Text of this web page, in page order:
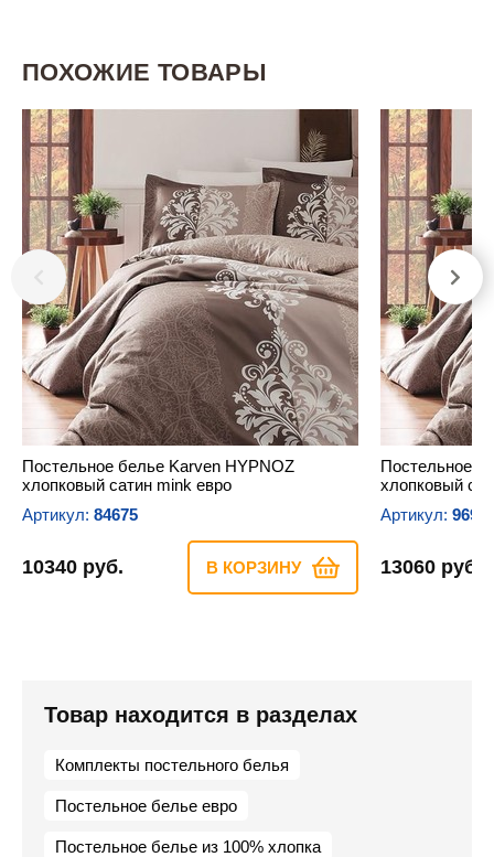
ПОХОЖИЕ ТОВАРЫ
Постельное белье Karven HYPNOZ
хлопковый сатин mink евро
Артикул: 84675
10340 руб. В КОРЗИНУ
Постельное
хлопковый
Артикул:
13060 руб.
Товар находится в разделах
Комплекты постельного белья
Постельное белье евро
Постельное белье из 100% хлопка